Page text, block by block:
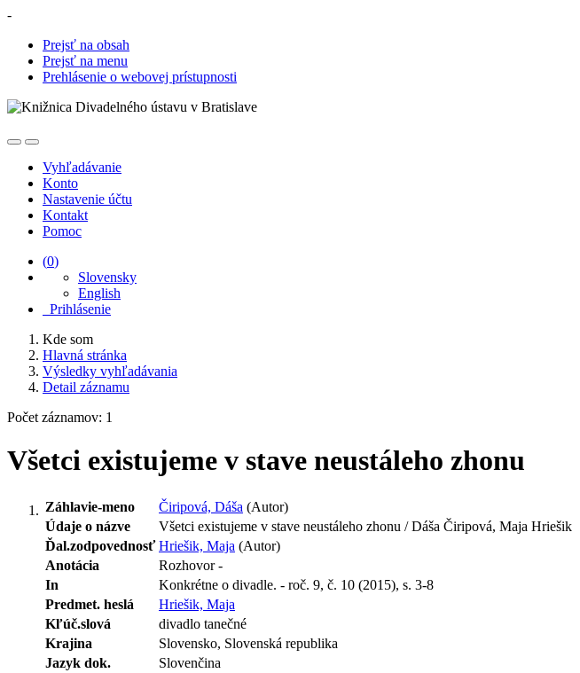
-
Prejsť na obsah
Prejsť na menu
Prehlásenie o webovej prístupnosti
Vyhľadávanie
Konto
Nastavenie účtu
Kontakt
Pomoc
(0)
Slovensky
English
Prihlásenie
Kde som
Hlavná stránka
Výsledky vyhľadávania
Detail záznamu
Počet záznamov: 1
Všetci existujeme v stave neustáleho zhonu
Záhlavie-meno Čiripová, Dáša (Autor)
Údaje o názve
Všetci existujeme v stave neustáleho zhonu / Dáša Čiripová, Maja Hriešik
Ďal.zodpovednosť Hriešik, Maja (Autor)
Anotácia
Rozhovor -
In
Konkrétne o divadle. - roč. 9, č. 10 (2015), s. 3-8
Predmet. heslá
Hriešik, Maja
Kľúč.slová
divadlo tanečné
Krajina
Slovensko, Slovenská republika
Jazyk dok.
Slovenčina